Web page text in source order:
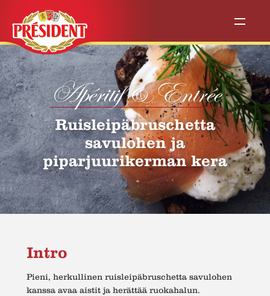
Apéritif & Entrée
Ruisleipäbruschetta
savulohen ja
piparjuurikerman kera
Intro
Pieni, herkullinen ruisleipäbruschetta savulohen
kanssa avaa aistit ja herättää ruokahalun.